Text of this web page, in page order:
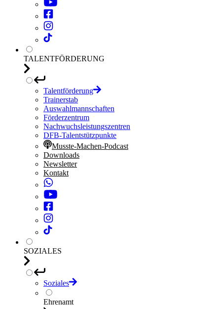
TALENTFÖRDERUNG
Talentförderung
Trainerstab
Auswahlmannschaften
Förderzentrum
Nachwuchsleistungszentren
DFB-Talentstützpunkte
Musste-Machen-Podcast
Downloads
Newsletter
Kontakt
SOZIALES
Soziales
Ehrenamt